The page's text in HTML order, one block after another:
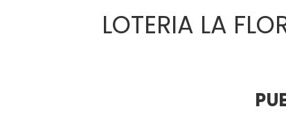
LOTERIA LA